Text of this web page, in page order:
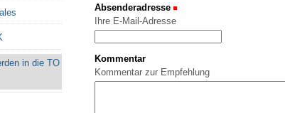
Absenderadresse
Ihre E-Mail-Adresse
Kommentar
Kommentar zur Empfehlung
in die TO